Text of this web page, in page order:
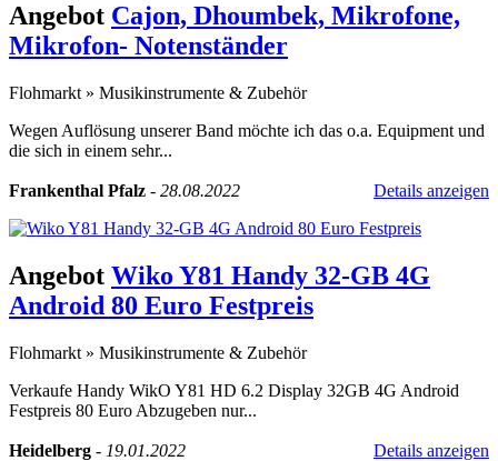
Angebot Cajon, Dhoumbek, Mikrofone,
Mikrofon- Notenständer
Flohmarkt » Musikinstrumente & Zubehör
Wegen Auflösung unserer Band möchte ich das o.a. Equipment und
die sich in einem sehr...
Frankenthal Pfalz - 28.08.2022 Details anzeigen
Angebot Wiko Y81 Handy 32-GB 4G
Android 80 Euro Festpreis
Flohmarkt » Musikinstrumente & Zubehör
Verkaufe Handy WikO Y81 HD 6.2 Display 32GB 4G Android
Festpreis 80 Euro Abzugeben nur...
Heidelberg - 19.01.2022 Details anzeigen